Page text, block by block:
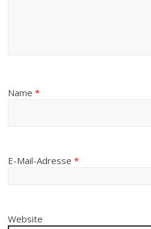
Name*
E-Mail-Adresse*
Website